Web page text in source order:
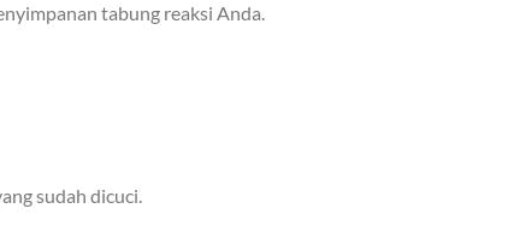
tabung reaksi Anda.
sudah dicuci.